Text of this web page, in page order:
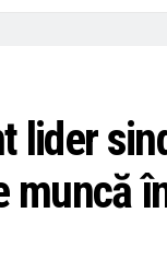
lider
muncă